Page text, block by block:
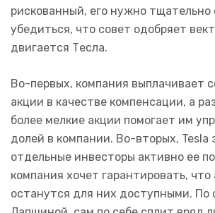
рискованный, его нужно тщательно
убедиться, что совет одобряет
двигается Тесла.
Во-первых, компания выплачивает
акции в качестве компенсации, а
более мелкие акции помогает им
долей в компании. Во-вторых, Tesla
отдельные инвесторы активно ее
компания хочет гарантировать, что
останутся для них доступными. По